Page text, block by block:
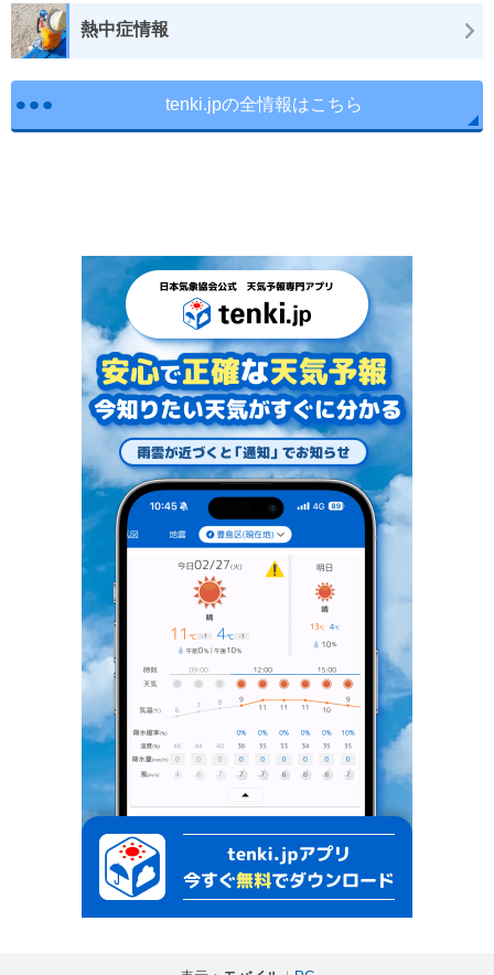
熱中症情報
tenki.jpの全情報はこちら